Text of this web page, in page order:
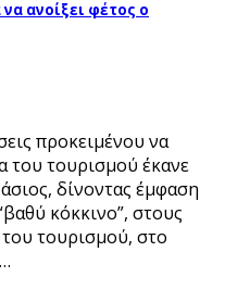
ανοίξει φέτος ο
προκειμένου να
του τουρισμού έκανε
δίνοντας έμφαση
κόκκινο”, στους
τουρισμού, στο